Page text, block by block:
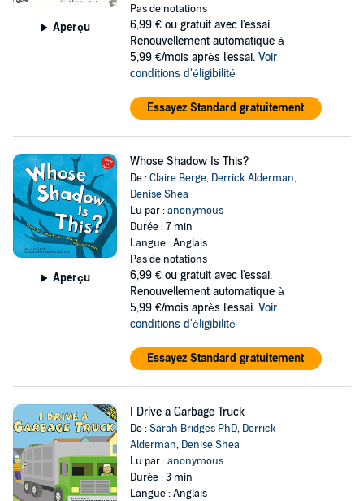
Aperçu
Pas de notations
6,99 € ou gratuit avec l'essai.
Renouvellement automatique à
5,99 €/mois après l'essai. Voir
conditions d'éligibilité
Essayez Standard gratuitement
Aperçu
Whose Shadow Is This?
De :Claire Berge, Derrick Alderman,
Denise Shea
Lu par :anonymous
Durée : 7 min
Langue : Anglais
Pas de notations
6,99 € ou gratuit avec l'essai.
Renouvellement automatique à
5,99 €/mois après l'essai. Voir
conditions d'éligibilité
Essayez Standard gratuitement
I Drive a Garbage Truck
De :Sarah Bridges PhD, Derrick
Alderman, Denise Shea
Lu par :anonymous
Durée : 3 min
Langue : Anglais